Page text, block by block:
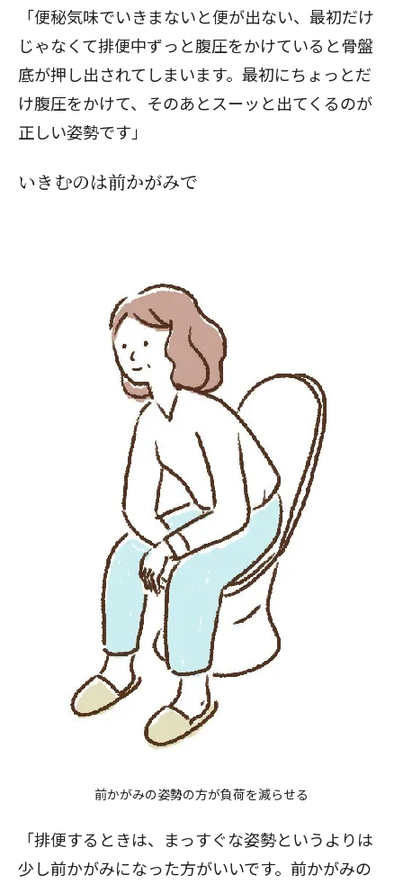
「便秘気味でいきまないと便が出ない、最初だけ
じゃなくて排便中ずっと腹圧をかけていると骨盤
底が押し出されてしまいます。最初にちょっとだ
け腹圧をかけて、そのあとスーッと出てくるのが
正しい姿勢です」
いきむのは前かがみで
前かがみの姿勢の方が負荷を減らせる
「排便するときは、まっすぐな姿勢というよりは
少し前かがみになった方がいいです。前かがみの